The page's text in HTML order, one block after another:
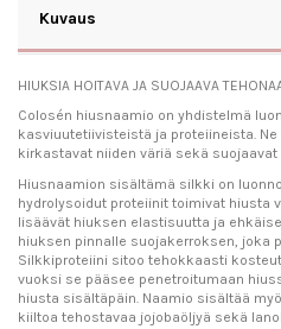
Kuvaus
HIUKSIA HOITAVA JA SUOJAAVA
Colosén hiusnaamio on yhdistelmä
kasviuutetiivisteistä ja proteiineista.
kirkastavat niiden väriä sekä
Hiusnaamion sisältämä silkki on
hydrolysoidut proteiinit toimivat hiusta
lisäävät hiuksen elastisuutta ja
hiuksen pinnalle suojakerroksen, joka
Silkkiproteiini sitoo tehokkaasti
vuoksi se pääsee penetroitumaan
hiusta sisältäpäin. Naamio sisältää
kiiltoa tehostavaa jojobaöljyä sekä